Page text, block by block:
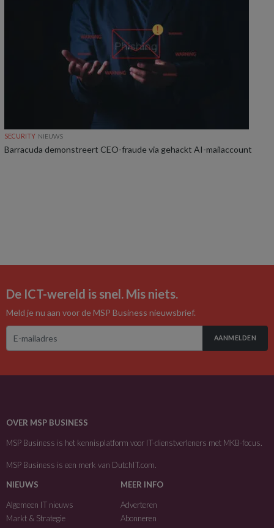
SECURITY NIEUWS
Barracuda demonstreert CEO-fraude via gehackt AI-mailaccount
De ICT-wereld is snel. Mis niets.
Meld je nu aan voor de MSP Business nieuwsbrief.
AANMELDEN
OVER MSP BUSINESS
MSP Business is het kennisplatform voor IT-dienstverleners met MKB-focus.
MSP Business is een merk van DutchIT.com.
NIEUWS
Algemeen IT nieuws
Markt & Strategie
MEER INFO
Adverteren
Abonneren